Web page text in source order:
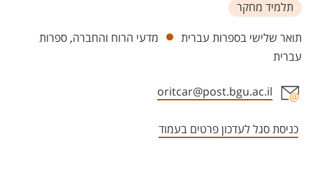
תלמיד מחקר
יחידות
תואר שלישי בספרות עברית
מדעי הרוח והחברה, ספרות
עברית
oritcar@post.bgu.ac.il
כניסת סגל לעדכון פרטים בעמוד